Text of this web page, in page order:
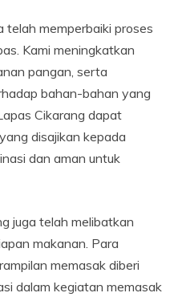
telah memperbaiki proses
Kami meningkatkan
pangan, serta
bahan-bahan yang
Cikarang dapat
disajikan kepada
dan aman untuk
juga telah melibatkan
makanan. Para
memasak diberi
dalam kegiatan memasak